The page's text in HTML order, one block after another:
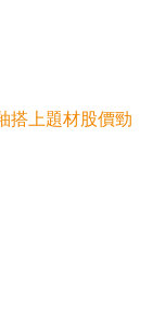
搭上題材股價勁